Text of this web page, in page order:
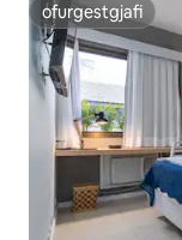
ofurgestgjafi
ofurgestgjafi